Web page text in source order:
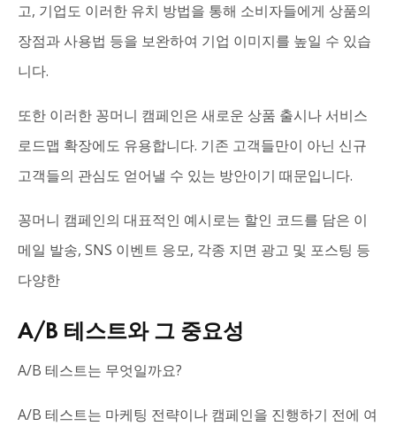
고, 기업도 이러한 유치 방법을 통해 소비자들에게 상품의
장점과 사용법 등을 보완하여 기업 이미지를 높일 수 있습
니다.
또한 이러한 꽁머니 캠페인은 새로운 상품 출시나 서비스
로드맵 확장에도 유용합니다. 기존 고객들만이 아닌 신규
고객들의 관심도 얻어낼 수 있는 방안이기 때문입니다.
꽁머니 캠페인의 대표적인 예시로는 할인 코드를 담은 이
메일 발송, SNS 이벤트 응모, 각종 지면 광고 및 포스팅 등
다양한
A/B 테스트와 그 중요성
A/B 테스트는 무엇일까요?
A/B 테스트는 마케팅 전략이나 캠페인을 진행하기 전에 여